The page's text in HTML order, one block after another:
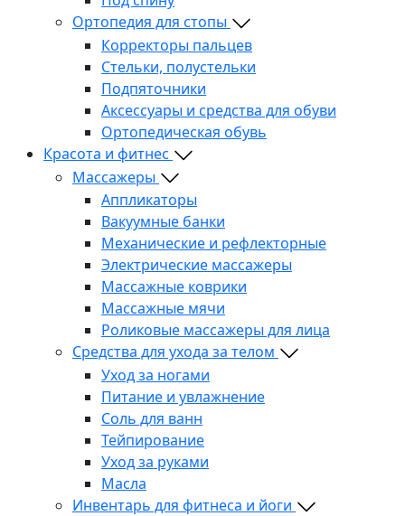
Ортопедия для стопы
Корректоры пальцев
Стельки, полустельки
Подпяточники
Аксессуары и средства для обуви
Ортопедическая обувь
Красота и фитнес
Массажеры
Аппликаторы
Вакуумные банки
Механические и рефлекторные
Электрические массажеры
Массажные коврики
Массажные мячи
Роликовые массажеры для лица
Средства для ухода за телом
Уход за ногами
Питание и увлажнение
Соль для ванн
Тейпирование
Уход за руками
Масла
Инвентарь для фитнеса и йоги